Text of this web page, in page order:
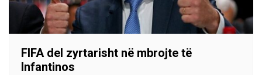
FIFA del zyrtarisht në mbrojte të
Infantinos